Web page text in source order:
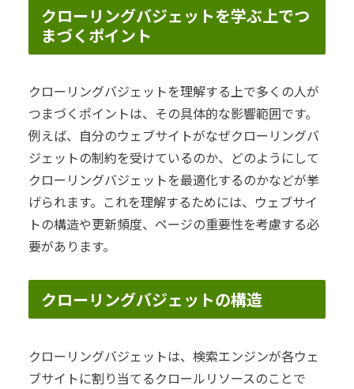
クローリングバジェットを学ぶ上でつ
まづくポイント
クローリングバジェットを理解する上で多くの人が
つまづくポイントは、その具体的な影響範囲です。
例えば、自分のウェブサイトがなぜクローリングバ
ジェットの制約を受けているのか、どのようにして
クローリングバジェットを最適化するのかなどが挙
げられます。これを理解するためには、ウェブサイ
トの構造や更新頻度、ページの重要性を考慮する必
要があります。
クローリングバジェットの構造
クローリングバジェットは、検索エンジンが各ウェ
ブサイトに割り当てるクロールリソースのことで